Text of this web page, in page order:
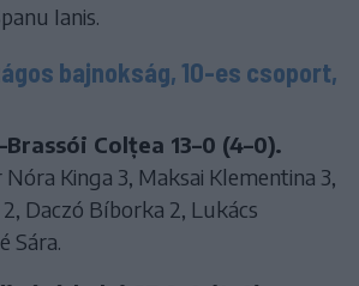
Ianis.
bajnokság, 10-es csoport,
Colțea 13–0 (4–0).
Kinga 3, Maksai Klementina 3,
Daczó Bíborka 2, Lukács
Sára.